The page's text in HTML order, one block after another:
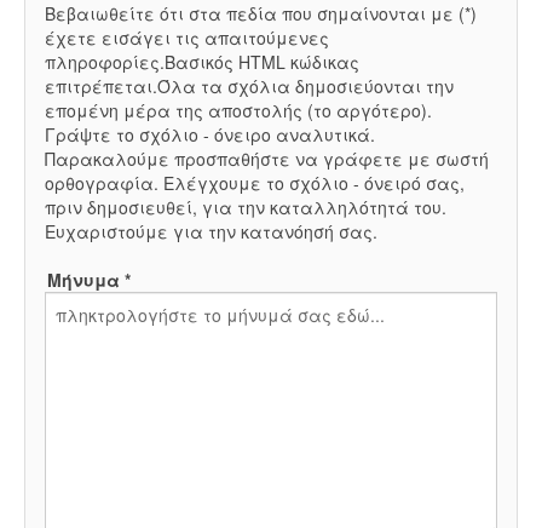
Βεβαιωθείτε ότι στα πεδία που σημαίνονται με (*)
έχετε εισάγει τις απαιτούμενες
πληροφορίες.Βασικός HTML κώδικας
επιτρέπεται.Όλα τα σχόλια δημοσιεύονται την
επομένη μέρα της αποστολής (το αργότερο).
Γράψτε το σχόλιο - όνειρο αναλυτικά.
Παρακαλούμε προσπαθήστε να γράφετε με σωστή
ορθογραφία. Ελέγχουμε το σχόλιο - όνειρό σας,
πριν δημοσιευθεί, για την καταλληλότητά του.
Ευχαριστούμε για την κατανόησή σας.
Μήνυμα *